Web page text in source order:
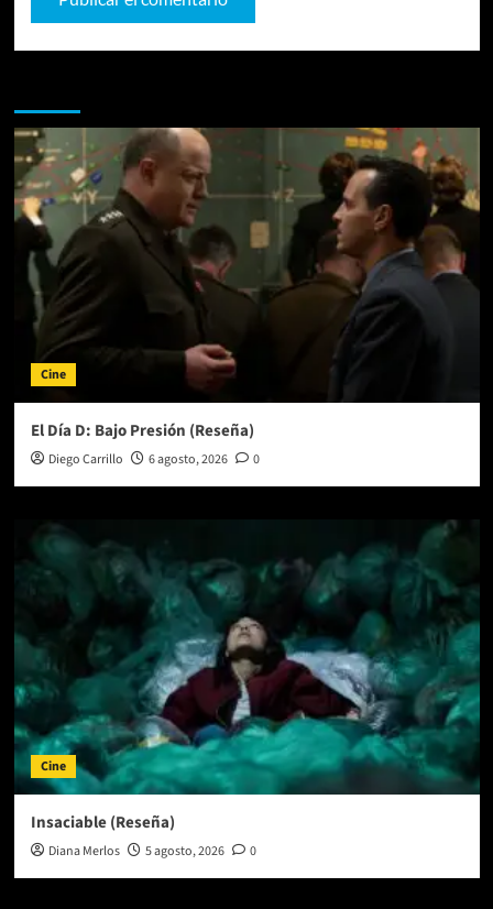
Cine
El Día D: Bajo Presión (Reseña)
Diego Carrillo 6 agosto, 2026 0
Cine
Insaciable (Reseña)
Diana Merlos 5 agosto, 2026 0